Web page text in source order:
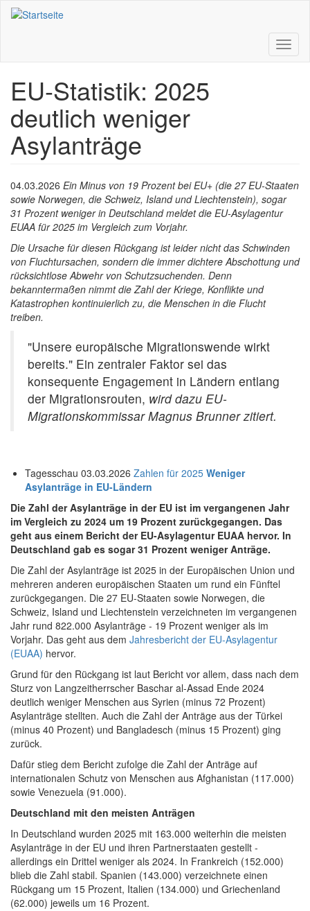
Direkt
zum
EU-Statistik: 2025
deutlich weniger
Asylanträge
04.03.2026 Ein Minus von 19 Prozent bei EU+ (die 27 EU-Staaten
sowie Norwegen, die Schweiz, Island und Liechtenstein), sogar
31 Prozent weniger in Deutschland meldet die EU-Asylagentur
EUAA für 2025 im Vergleich zum Vorjahr.
Die Ursache für diesen Rückgang ist leider nicht das Schwinden
von Fluchtursachen, sondern die immer dichtere Abschottung und
rücksichtlose Abwehr von Schutzsuchenden. Denn
bekanntermaßen nimmt die Zahl der Kriege, Konflikte und
Katastrophen kontinuierlich zu, die Menschen in die Flucht
treiben.
"Unsere europäische Migrationswende wirkt
bereits." Ein zentraler Faktor sei das
konsequente Engagement in Ländern entlang
der Migrationsrouten, wird dazu EU-
Migrationskommissar Magnus Brunner zitiert.
Tagesschau 03.03.2026 Zahlen für 2025 Weniger
Asylanträge in EU-Ländern
Die Zahl der Asylanträge in der EU ist im vergangenen Jahr
im Vergleich zu 2024 um 19 Prozent zurückgegangen. Das
geht aus einem Bericht der EU-Asylagentur EUAA hervor. In
Deutschland gab es sogar 31 Prozent weniger Anträge.
Die Zahl der Asylanträge ist 2025 in der Europäischen Union und
mehreren anderen europäischen Staaten um rund ein Fünftel
zurückgegangen. Die 27 EU-Staaten sowie Norwegen, die
Schweiz, Island und Liechtenstein verzeichneten im vergangenen
Jahr rund 822.000 Asylanträge - 19 Prozent weniger als im
Vorjahr. Das geht aus dem Jahresbericht der EU-Asylagentur
(EUAA) hervor.
Grund für den Rückgang ist laut Bericht vor allem, dass nach dem
Sturz von Langzeitherrscher Baschar al-Assad Ende 2024
deutlich weniger Menschen aus Syrien (minus 72 Prozent)
Asylanträge stellten. Auch die Zahl der Anträge aus der Türkei
(minus 40 Prozent) und Bangladesch (minus 15 Prozent) ging
zurück.
Dafür stieg dem Bericht zufolge die Zahl der Anträge auf
internationalen Schutz von Menschen aus Afghanistan (117.000)
sowie Venezuela (91.000).
Deutschland mit den meisten Anträgen
In Deutschland wurden 2025 mit 163.000 weiterhin die meisten
Asylanträge in der EU und ihren Partnerstaaten gestellt -
allerdings ein Drittel weniger als 2024. In Frankreich (152.000)
blieb die Zahl stabil. Spanien (143.000) verzeichnete einen
Rückgang um 15 Prozent, Italien (134.000) und Griechenland
(62.000) jeweils um 16 Prozent.